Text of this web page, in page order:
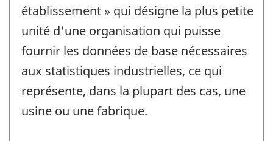
établissement » qui désigne la plus petite
unité d'une organisation qui puisse
fournir les données de base nécessaires
aux statistiques industrielles, ce qui
représente, dans la plupart des cas, une
usine ou une fabrique.